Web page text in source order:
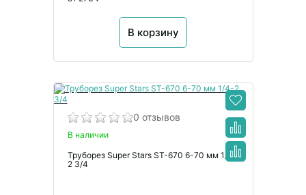
В корзину
0 отзывов
В наличии
Труборез Super Stars ST-670 6-70 мм 1/4-
2 3/4